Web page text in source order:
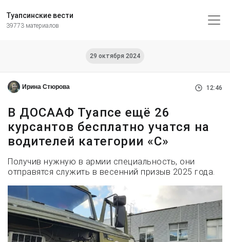
Туапсинские вести
39773 материалов
29 октября 2024
Ирина Стюрова 12:46
В ДОСААФ Туапсе ещё 26
курсантов бесплатно учатся на
водителей категории «С»
Получив нужную в армии специальность, они
отправятся служить в весенний призыв 2025 года.